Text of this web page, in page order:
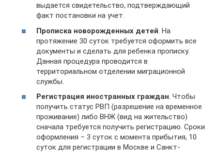
выдается свидетельство, подтверждающий
факт постановки на учет.
Прописка новорожденных детей . На
протяжение 30 суток требуется оформить все
документы и сделать для ребенка прописку.
Данная процедура проводится в
территориальном отделении миграционной
службы.
Регистрация иностранных граждан. Чтобы
получить статус РВП (разрешение на временное
проживание) либо ВНЖ (вид на жительство)
сначала требуется получить регистрацию. Сроки
оформления – 3 суток с момента прибытия, 10
суток для регистрации в Москве и Санкт-